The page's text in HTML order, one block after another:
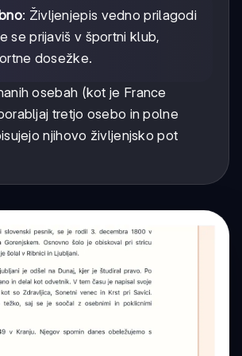
: Življenjepis vedno prilagodi
se prijaviš v športni klub,
dosežke.
osebah (kot je France
tretjo osebo in polne
njihovo življenjsko pot